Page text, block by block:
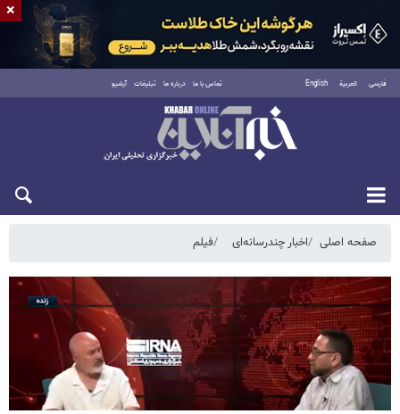
فارسی العربية English تماس با ما درباره ما تبلیغات آرشیو
یکشنبه ۱۸ مرداد ۱۴۰۵
صفحه اصلی اخبار چندرسانه‌ای فیلم
×